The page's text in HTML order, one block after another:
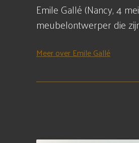
Emile Gallé (Nancy, 4
meubelontwerper die
Meer over Emile Gallé